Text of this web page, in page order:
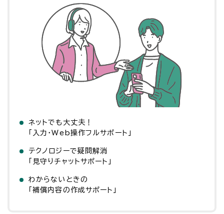
ネットでも大丈夫！
「入力・Web操作フルサポート」
テクノロジーで疑問解消
「見守りチャットサポート」
わからないときの
「補償内容の作成サポート」